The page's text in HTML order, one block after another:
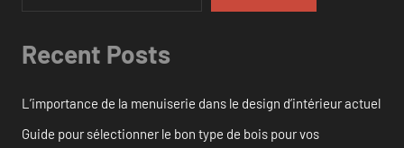
Recent Posts
L’importance de la menuiserie dans le design d’intérieur actuel
Guide pour sélectionner le bon type de bois pour vos